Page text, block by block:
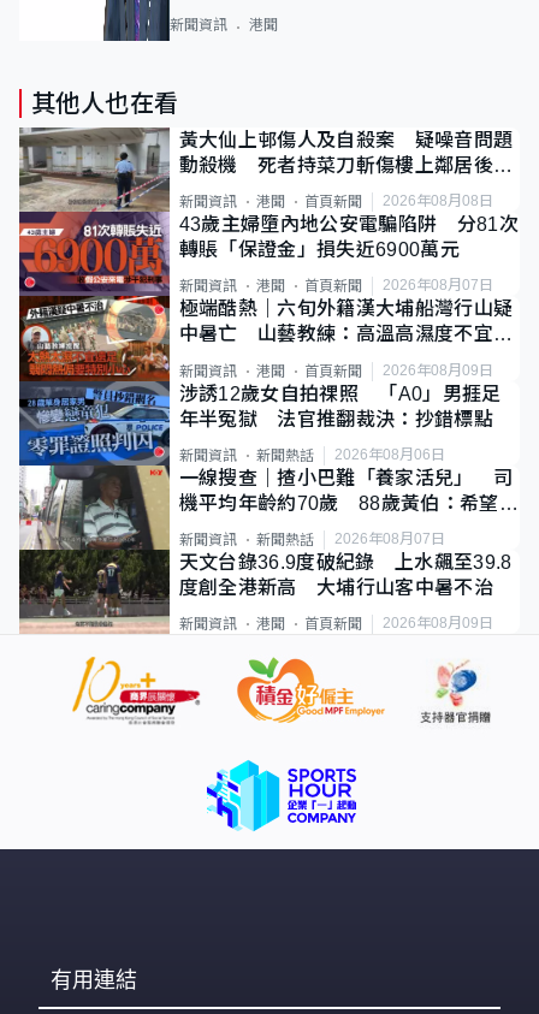
新聞資訊 港聞
其他人也在看
黃大仙上邨傷人及自殺案 疑噪音問題
動殺機 死者持菜刀斬傷樓上鄰居後墮
斃
新聞資訊 港聞 首頁新聞 2026年08月08日
43歲主婦墮內地公安電騙陷阱 分81次
轉賬「保證金」損失近6900萬元
新聞資訊 港聞 首頁新聞 2026年08月07日
極端酷熱｜六旬外籍漢大埔船灣行山疑
中暑亡 山藝教練：高溫高濕度不宜遠
新聞資訊 港聞 首頁新聞 2026年08月09日
涉誘12歲女自拍祼照 「A0」男捱足
年半冤獄 法官推翻裁決：抄錯標點
新聞資訊 新聞熱話 2026年08月06日
一線搜查｜揸小巴難「養家活兒」 司
機平均年齡約70歲 88歲黃伯：希望一
直揸落去
新聞資訊 新聞熱話 2026年08月07日
天文台錄36.9度破紀錄 上水飆至39.8
度創全港新高 大埔行山客中暑不治
新聞資訊 港聞 首頁新聞 2026年08月09日
有用連結